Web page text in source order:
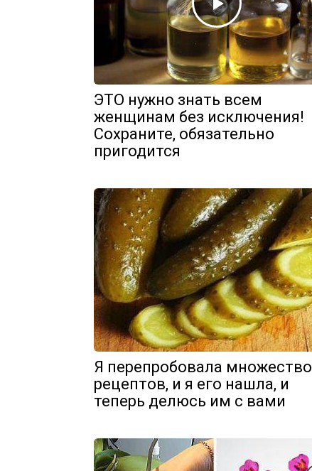
ЭТО нужно знать всем
женщинам без исключения!
Сохраните, обязательно
пригодится
Я перепробовала множество
рецептов, и я его нашла, и
теперь делюсь им с вами